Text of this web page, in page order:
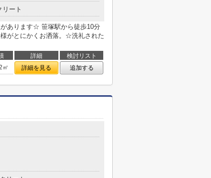
リート
あります☆ 笹塚駅から徒歩10分
がとにかくお洒落。☆洗礼された
詳細
検討リスト
㎡ 詳細を見る 追加する